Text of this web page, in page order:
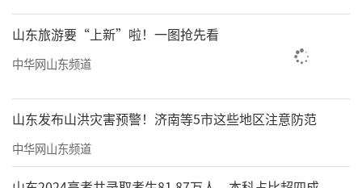
山东旅游要“上新”啦！一图抢先看
中华网山东频道
山东发布山洪灾害预警！济南等5市这些地区注意防范
中华网山东频道